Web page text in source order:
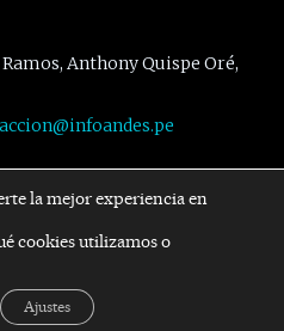
Anthony Quispe Oré,
Twitter Youtube
la mejor experiencia en
cookies utilizamos o
Ajustes